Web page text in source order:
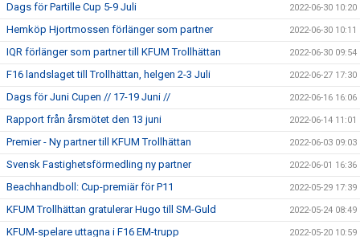
Dags för Partille Cup 5-9 Juli 2022-06-30 10:20
Hemköp Hjortmossen förlänger som partner 2022-06-30 10:11
IQR förlänger som partner till KFUM Trollhättan 2022-06-30 09:54
F16 landslaget till Trollhättan, helgen 2-3 Juli 2022-06-27 17:30
Dags för Juni Cupen // 17-19 Juni // 2022-06-16 16:06
Rapport från årsmötet den 13 juni 2022-06-14 11:01
Premier - Ny partner till KFUM Trollhättan 2022-06-03 09:03
Svensk Fastighetsförmedling ny partner 2022-06-01 16:36
Beachhandboll: Cup-premiär för P11 2022-05-29 17:39
KFUM Trollhättan gratulerar Hugo till SM-Guld 2022-05-24 08:49
KFUM-spelare uttagna i F16 EM-trupp 2022-05-20 10:59